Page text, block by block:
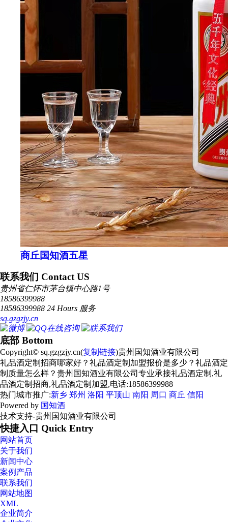
商丘国知酒五星
联系我们 Contact US
贵州省仁怀市茅台镇中心路1号
18586399988
18586399988 24 Hours 服务
sq.gzgzjy.cn
底部 Bottom
Copyright© sq.gzgzjy.cn(复制链接)贵州国知酒业有限公司
礼品酒定制招商哪家好？礼品酒定制加盟报价是多少？礼品酒定
制质量怎么样？贵州国知酒业有限公司专业承接礼品酒定制,礼
品酒定制招商,礼品酒定制加盟,电话:18586399988
热门城市推广:新乡 郑州 洛阳 平顶山 南阳 周口 商丘 信阳
Powered by 国知酒
技术支持-贵州国知酒业有限公司
快捷入口 Quick Entry
网站首页
关于我们
新闻中心
案例产品
联系我们
网站地图
XML
企业简介